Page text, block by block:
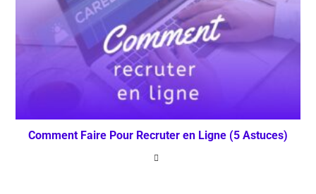
Comment Faire Pour Recruter en Ligne (5 Astuces)